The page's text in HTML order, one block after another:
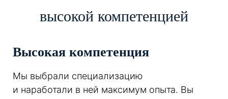
высокой компетенцией
Высокая компетенция
Мы выбрали специализацию
и наработали в ней максимум опыта. Вы